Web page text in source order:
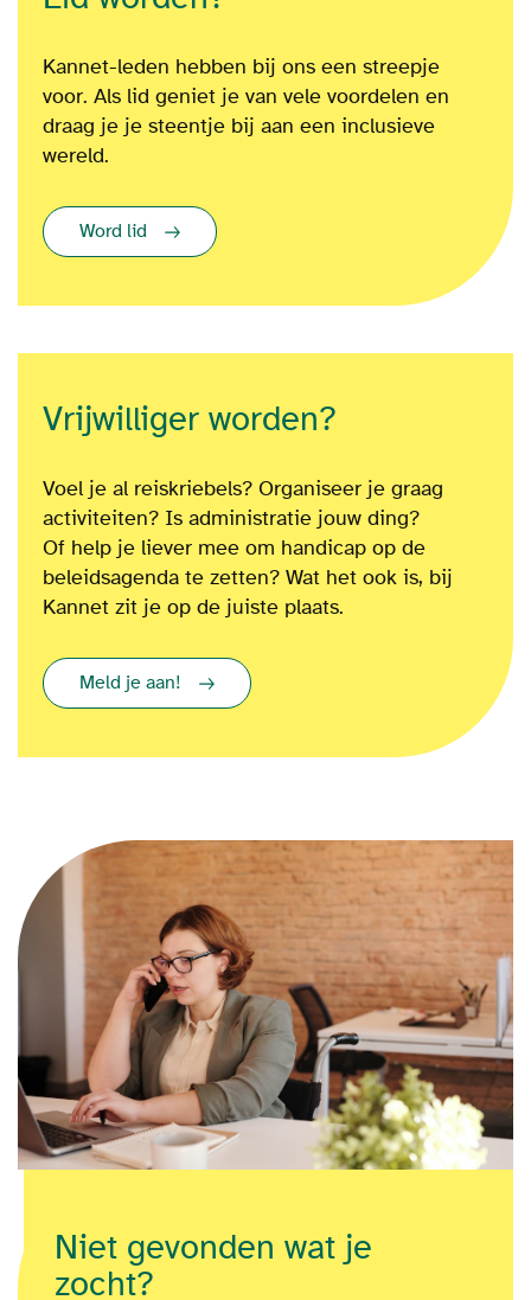
Kannet-leden hebben bij ons een streepje
voor. Als lid geniet je van vele voordelen en
draag je je steentje bij aan een inclusieve
wereld.
Word lid
Vrijwilliger worden?
Voel je al reiskriebels? Organiseer je graag
activiteiten? Is administratie jouw ding?
Of help je liever mee om handicap op de
beleidsagenda te zetten? Wat het ook is, bij
Kannet zit je op de juiste plaats.
Meld je aan!
Niet gevonden wat je
zocht?